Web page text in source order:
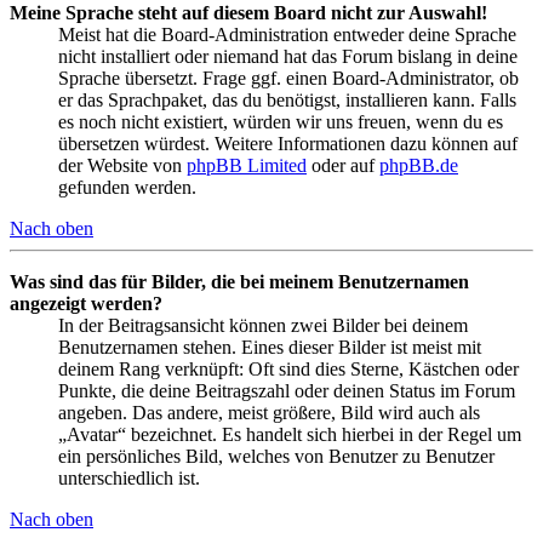
Meine Sprache steht auf diesem Board nicht zur Auswahl!
Meist hat die Board-Administration entweder deine Sprache
nicht installiert oder niemand hat das Forum bislang in deine
Sprache übersetzt. Frage ggf. einen Board-Administrator, ob
er das Sprachpaket, das du benötigst, installieren kann. Falls
es noch nicht existiert, würden wir uns freuen, wenn du es
übersetzen würdest. Weitere Informationen dazu können auf
der Website von phpBB Limited oder aufphpBB.de
gefunden werden.
Nach oben
Was sind das für Bilder, die bei meinem Benutzernamen
angezeigt werden?
In der Beitragsansicht können zwei Bilder bei deinem
Benutzernamen stehen. Eines dieser Bilder ist meist mit
deinem Rang verknüpft: Oft sind dies Sterne, Kästchen oder
Punkte, die deine Beitragszahl oder deinen Status im Forum
angeben. Das andere, meist größere, Bild wird auch als
„Avatar“ bezeichnet. Es handelt sich hierbei in der Regel um
ein persönliches Bild, welches von Benutzer zu Benutzer
unterschiedlich ist.
Nach oben